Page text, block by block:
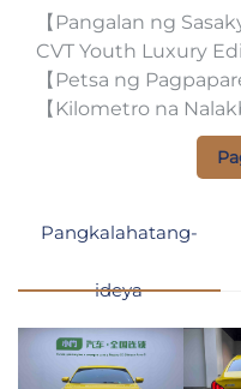
【Pangalan ng
CVT Youth Luxury
【Petsa ng
【Kilometro na
Pangkalahatang-
ideya